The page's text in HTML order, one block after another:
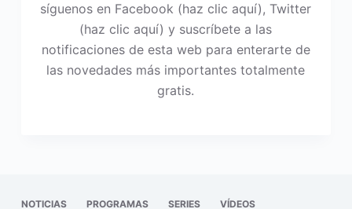
síguenos en Facebook (haz clic aquí), Twitter
(haz clic aquí) y suscríbete a las
notificaciones de esta web para enterarte de
las novedades más importantes totalmente
gratis.
NOTICIAS PROGRAMAS SERIES
VÍDEOS